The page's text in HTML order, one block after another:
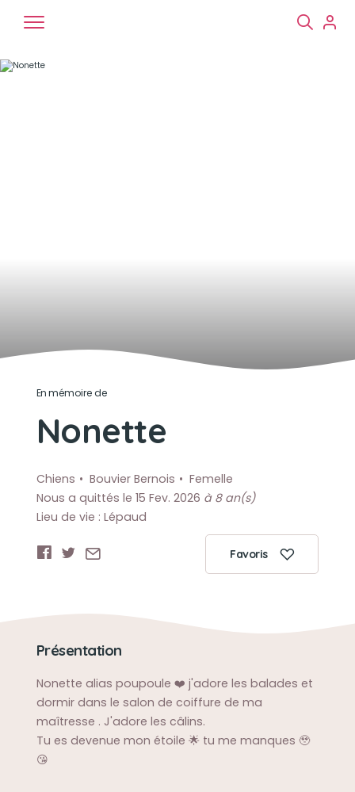
En mémoire de
Nonette
Chiens Bouvier Bernois
Femelle
Nous a quittés le 15 Fev. 2026 à 8 an(s)
Lieu de vie : Lépaud
Favoris
Présentation
Nonette alias poupoule ❤️ j'adore les balades et
dormir dans le salon de coiffure de ma
maîtresse . J'adore les câlins.
Tu es devenue mon étoile 🌟 tu me manques 🥹
😘